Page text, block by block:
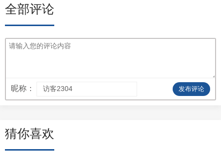
全部评论
昵称： 发布评论
猜你喜欢